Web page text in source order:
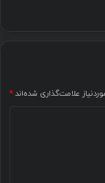
علامت‌گذاری شده‌اند*